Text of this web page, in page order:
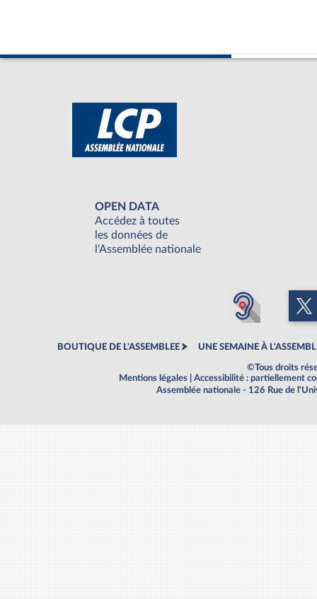
OPEN DATA
Accédez à toutes
les données de
l'Assemblée nationale
BOUTIQUE DE L'ASSEMBLEE UNE SEMAINE À
©Tous droits
Mentions légales
Accessibilité : partiellement
Assemblée nationale - 126 Rue de